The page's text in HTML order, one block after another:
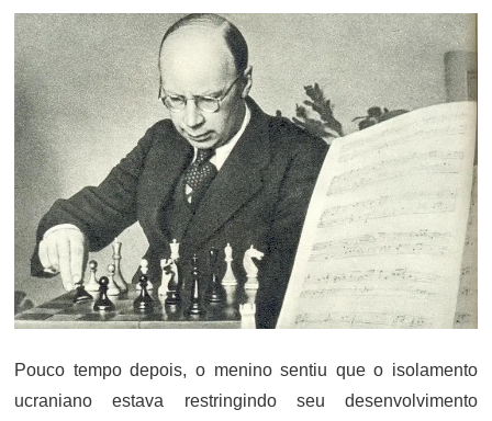
Pouco tempo depois, o menino sentiu que o isolamento
ucraniano estava restringindo seu desenvolvimento